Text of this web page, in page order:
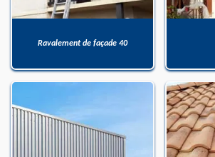
Ravalement de façade 40